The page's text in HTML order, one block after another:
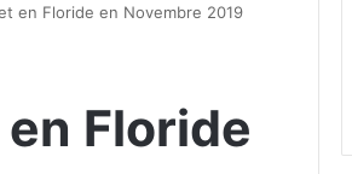
en Floride en Novembre 2019
Floride